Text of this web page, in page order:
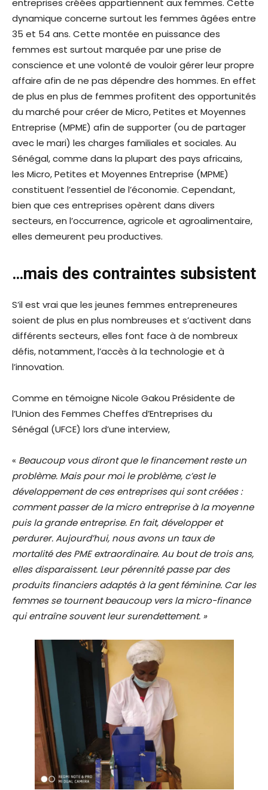
entreprises créées appartiennent aux femmes. Cette
dynamique concerne surtout les femmes âgées entre
35 et 54 ans. Cette montée en puissance des
femmes est surtout marquée par une prise de
conscience et une volonté de vouloir gérer leur propre
affaire afin de ne pas dépendre des hommes. En effet
de plus en plus de femmes profitent des opportunités
du marché pour créer de Micro, Petites et Moyennes
Entreprise (MPME) afin de supporter (ou de partager
avec le mari) les charges familiales et sociales. Au
Sénégal, comme dans la plupart des pays africains,
les Micro, Petites et Moyennes Entreprise (MPME)
constituent l’essentiel de l’économie. Cependant,
bien que ces entreprises opèrent dans divers
secteurs, en l’occurrence, agricole et agroalimentaire,
elles demeurent peu productives.
…mais des contraintes subsistent
S’il est vrai que les jeunes femmes entrepreneures
soient de plus en plus nombreuses et s’activent dans
différents secteurs, elles font face à de nombreux
défis, notamment, l’accès à la technologie et à
l’innovation.
Comme en témoigne Nicole Gakou Présidente de
l’Union des Femmes Cheffes d’Entreprises du
Sénégal (UFCE) lors d’une interview,
« Beaucoup vous diront que le financement reste un
problème. Mais pour moi le problème, c’est le
développement de ces entreprises qui sont créées :
comment passer de la micro entreprise à la moyenne
puis la grande entreprise. En fait, développer et
perdurer. Aujourd’hui, nous avons un taux de
mortalité des PME extraordinaire. Au bout de trois ans,
elles disparaissent. Leur pérennité passe par des
produits financiers adaptés à la gent féminine. Car les
femmes se tournent beaucoup vers la micro-finance
qui entraîne souvent leur surendettement. »